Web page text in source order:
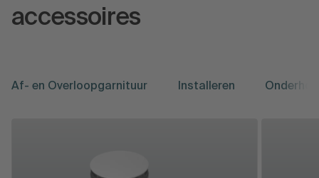
accessoires
Af- en Overloopgarnituur Installeren